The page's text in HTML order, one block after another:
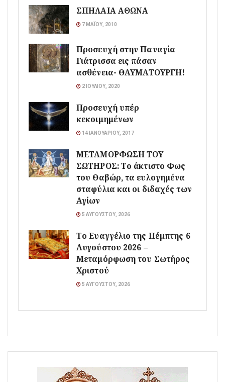
ΣΠΗΛΑΙΑ ΑΘΩΝΑ
7 ΜΑΪ́ΟΥ, 2010
Προσευχή στην Παναγία
Γιάτρισσα εις πάσαν
ασθένεια- ΘΑΥΜΑΤΟΥΡΓΗ!
2 ΙΟΥΛΊΟΥ, 2020
Προσευχή υπέρ
κεκοιμημένων
14 ΙΑΝΟΥΑΡΊΟΥ, 2017
ΜΕΤΑΜΟΡΦΩΣΗ ΤΟΥ
ΣΩΤΗΡΟΣ: Το άκτιστο Φως
του Θαβώρ, τα ευλογημένα
σταφύλια και οι διδαχές των
Αγίων
5 ΑΥΓΟΎΣΤΟΥ, 2026
Το Ευαγγέλιο της Πέμπτης 6
Αυγούστου 2026 –
Μεταμόρφωση του Σωτήρος
Χριστού
5 ΑΥΓΟΎΣΤΟΥ, 2026